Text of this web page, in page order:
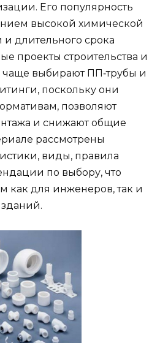
Его популярность
высокой химической
и длительного срока
проекты строительства и
чаще выбирают ПП‑трубы и
поскольку они
позволяют
и снижают общие
рассмотрены
виды, правила
по выбору, что
как для инженеров, так и